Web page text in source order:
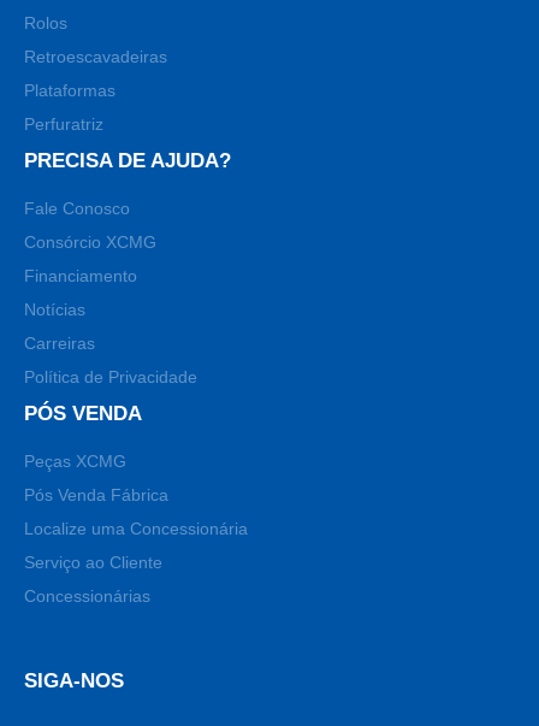
Rolos
Retroescavadeiras
Plataformas
Perfuratriz
PRECISA DE AJUDA?
Fale Conosco
Consórcio XCMG
Financiamento
Notícias
Carreiras
Política de Privacidade
PÓS VENDA
Peças XCMG
Pós Venda Fábrica
Localize uma Concessionária
Serviço ao Cliente
Concessionárias
SIGA-NOS